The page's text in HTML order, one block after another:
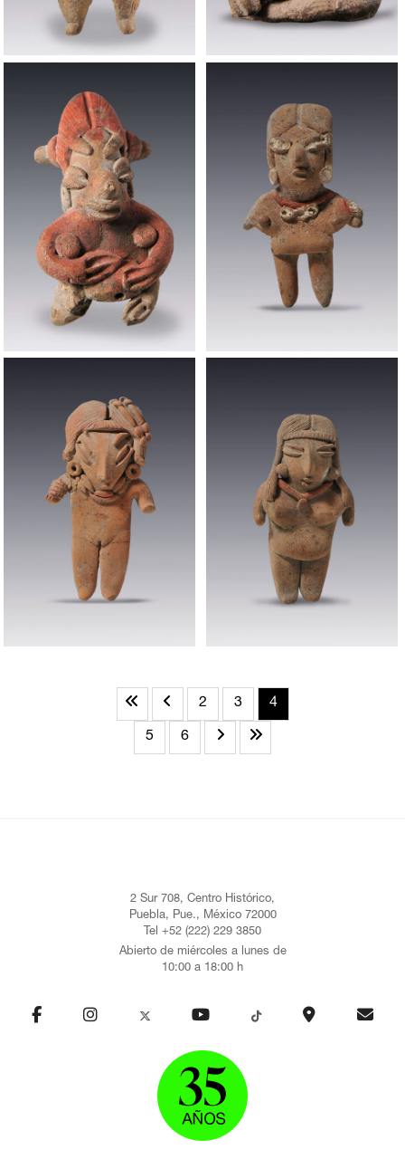
2 3 4
5 6
2 Sur 708, Centro Histórico,
Puebla, Pue., México 72000
Tel +52 (222) 229 3850
Abierto de miércoles a lunes de
10:00 a 18:00 h